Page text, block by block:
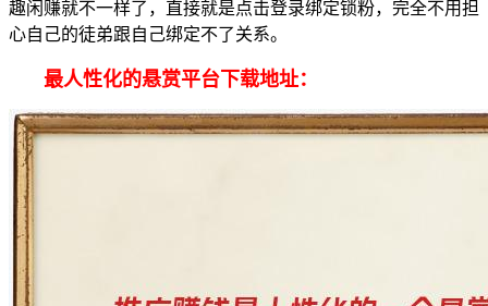
趣闲赚就不一样了，直接就是点击登录绑定锁粉，完全不用担
心自己的徒弟跟自己绑定不了关系。
最人性化的悬赏平台下载地址：